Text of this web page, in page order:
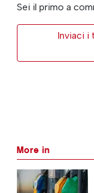
Sei il primo a
Inviaci i
More in